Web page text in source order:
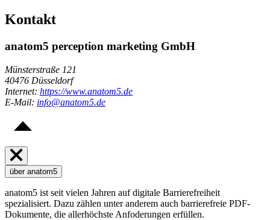
Kontakt
anatom5 perception marketing GmbH
Münsterstraße 121
40476 Düsseldorf
Internet: https://www.anatom5.de
E-Mail: info@anatom5.de
über anatom5
anatom5 ist seit vielen Jahren auf digitale Barrierefreiheit
spezialisiert. Dazu zählen unter anderem auch barrierefreie PDF-
Dokumente, die allerhöchste Anfoderungen erfüllen.